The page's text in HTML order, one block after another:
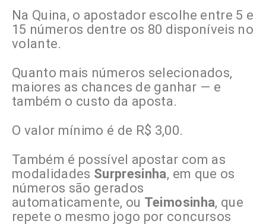
Na Quina, o apostador escolhe entre 5 e
15 números dentre os 80 disponíveis no
volante.
Quanto mais números selecionados,
maiores as chances de ganhar — e
também o custo da aposta.
O valor mínimo é de R$ 3,00.
Também é possível apostar com as
modalidades Surpresinha, em que os
números são gerados
automaticamente, ou Teimosinha, que
repete o mesmo jogo por concursos